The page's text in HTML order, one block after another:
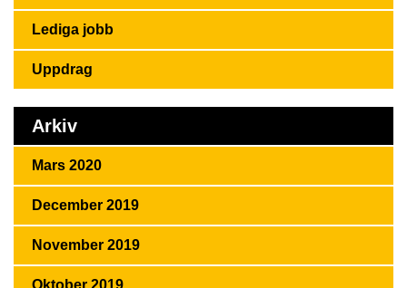
Lediga jobb
Uppdrag
Arkiv
Mars 2020
December 2019
November 2019
Oktober 2019